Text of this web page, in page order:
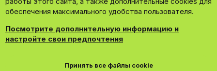
DohTheme
обеспечения максимального удобства пользователя.
Посмотрите дополнительную информацию и
настройте свои предпочтения
Принять все файлы cookie